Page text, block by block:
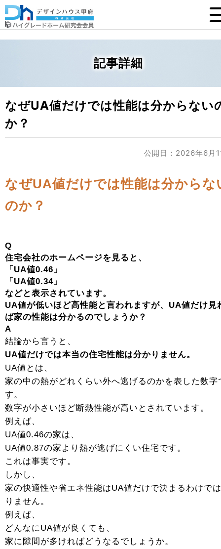
記事詳細
なぜUA値だけでは性能は分からない
か？
公開日：2026年6月
なぜUA値だけでは性能は分からな
のか？
Q
住宅会社のホームページを見ると、
「UA値0.46」
「UA値0.34」
などと表示されています。
UA値が低いほど高性能と言われますが、UA値だけ見
ば家の性能は分かるのでしょうか？
A
結論から言うと、
UA値だけでは本当の住宅性能は分かりません。
UA値とは、
家の中の熱がどれくらい外へ逃げるのかを表した数字
す。
数字が小さいほど断熱性能が高いとされています。
例えば、
UA値0.46の家は、
UA値0.87の家より熱が逃げにくい住宅です。
これは事実です。
しかし、
家の快適性や省エネ性能はUA値だけで決まるわけで
りません。
例えば、
どんなにUA値が良くても、
家に隙間が多ければどうなるでしょうか。